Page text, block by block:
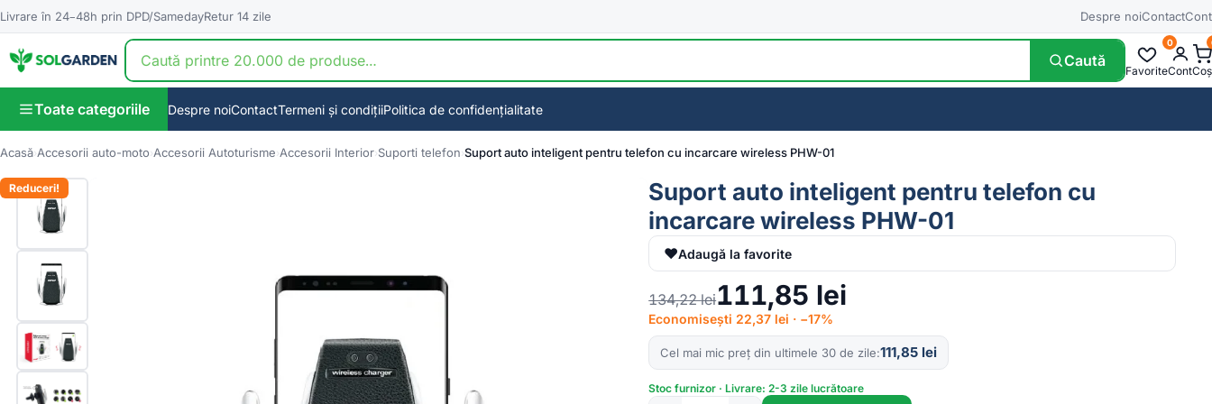
Livrare în 24–48h prin DPD/SamedayRetur 14 zile Despre noiContactCont
Caută
Favorite
0
ContCoș
Toate categoriile Despre noiContactTermeni și condițiiPolitica de confidențialitate
Acasă Accesorii auto-moto Accesorii Autoturisme Accesorii Interior Suporti telefon Suport auto inteligent pentru telefon cu incarcare wireless PHW-01
Reduceri!
Suport auto inteligent pentru telefon cu
incarcare wireless PHW-01
♥Adaugă la favorite
134,22lei111,85 lei
Economisești 22,37 lei · −17%
Cel mai mic preț din ultimele 30 de zile 111,85 lei
Stoc furnizor · Livrare: 2-3 zile lucrătoare